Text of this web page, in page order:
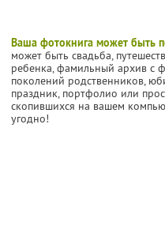
Ваша фотокнига может быть
может быть свадьба,
ребенка, фамильный архив с
поколений родственников,
праздник, портфолио или
скопившихся на вашем
угодно!